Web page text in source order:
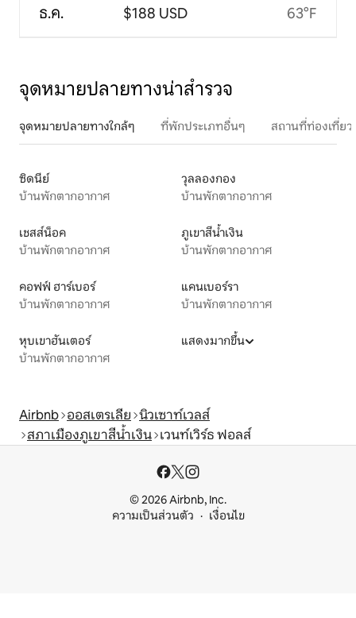
ธ.ค. $188 USD 63°F
จุดหมายปลายทางน่าสำรวจ
จุดหมายปลายทางใกล้ๆ ที่พักประเภทอื่นๆ สถานที่ท่องเที่ย
ซิดนีย์
บ้านพักตากอากาศ
วุลลองกอง
บ้านพักตากอากาศ
เชสส์น็อค
บ้านพักตากอากาศ
ภูเขาสีน้ำเงิน
บ้านพักตากอากาศ
คอฟฟ์ ฮาร์เบอร์
บ้านพักตากอากาศ
แคนเบอร์รา
บ้านพักตากอากาศ
หุบเขาฮันเตอร์
บ้านพักตากอากาศ
แสดงมากขึ้น
Airbnb ออสเตรเลีย นิวเซาท์เวลส์
สภาเมืองภูเขาสีน้ำเงิน เวนท์เวิร์ธ ฟอลส์
© 2026 Airbnb, Inc.
ความเป็นส่วนตัว
เงื่อนไข